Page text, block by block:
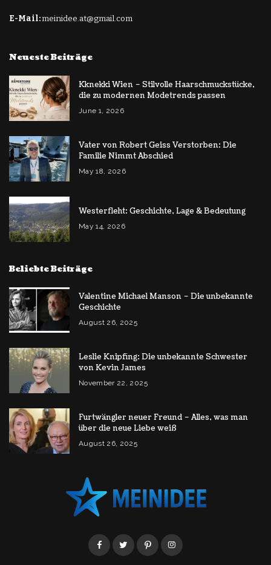
E-Mail:meinidee.at@gmail.com
Neueste Beiträge
Kknekki Wien – Stilvolle Haarschmuckstücke,
die zu modernen Modetrends passen
June 1, 2026
Vater von Robert Geiss Verstorben: Die
Familie Nimmt Abschied
May 18, 2026
Westerfleht: Geschichte, Lage & Bedeutung
May 14, 2026
Beliebte Beiträge
Valentine Michael Manson – Die unbekannte
Geschichte
August 26, 2025
Leslie Knipfing: Die unbekannte Schwester
von Kevin James
November 22, 2025
Furtwängler neuer Freund – Alles, was man
über die neue Liebe weiß
August 26, 2025